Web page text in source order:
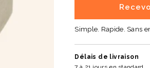
essentiels de toilette
Simple. Rapide. Sans
Délais de livraison